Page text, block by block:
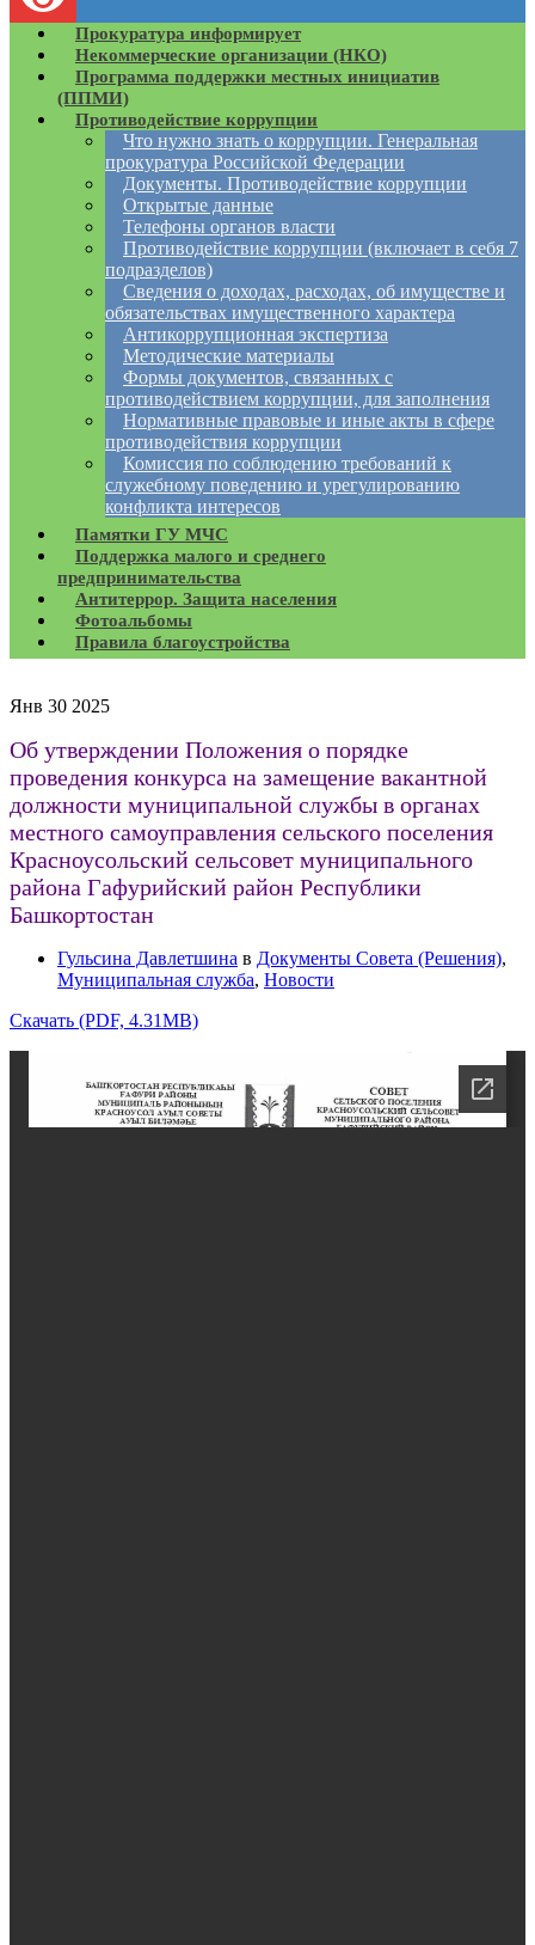
Прокуратура информирует
Некоммерческие организации (НКО)
Программа поддержки местных инициатив
(ППМИ)
Противодействие коррупции
Что нужно знать о коррупции. Генеральная
прокуратура Российской Федерации
Документы. Противодействие коррупции
Открытые данные
Телефоны органов власти
Противодействие коррупции (включает в себя 7
подразделов)
Сведения о доходах, расходах, об имуществе и
обязательствах имущественного характера
Антикоррупционная экспертиза
Методические материалы
Формы документов, связанных с
противодействием коррупции, для заполнения
Нормативные правовые и иные акты в сфере
противодействия коррупции
Комиссия по соблюдению требований к
служебному поведению и урегулированию
конфликта интересов
Памятки ГУ МЧС
Поддержка малого и среднего
предпринимательства
Антитеррор. Защита населения
Фотоальбомы
Правила благоустройства
Янв 30 2025
Об утверждении Положения о порядке
проведения конкурса на замещение вакантной
должности муниципальной службы в органах
местного самоуправления сельского поселения
Красноусольский сельсовет муниципального
района Гафурийский район Республики
Башкортостан
Гульсина Давлетшина в Документы Совета (Решения),
Муниципальная служба, Новости
Скачать (PDF, 4.31MB)